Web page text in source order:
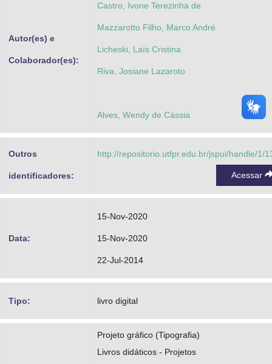
Autor(es) e
Colaborador(es):
Castro, Ivone Terezinha de
Mazzarotto Filho, Marco André
Licheski, Laís Cristina
Riva, Josiane Lazaroto
Alves, Wendy de Cássia
Outros
identificadores:
http://repositorio.utfpr.edu.br/jspui/handle/1/
Acessar
Data:
15-Nov-2020
15-Nov-2020
22-Jul-2014
Tipo: livro digital
Projeto gráfico (Tipografia)
Livros didáticos - Projetos